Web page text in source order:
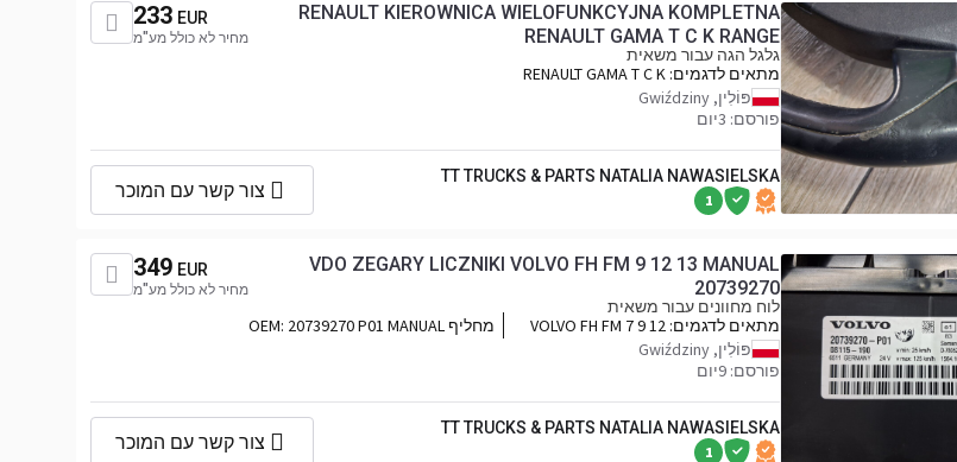
RENAULT KIEROWNICA WIELOFUNKCYJNA KOMPLETNA
RENAULT GAMA T C K RANGE
גלגל הגה עבור משאית
מתאים לדגמים: RENAULT GAMA T C K
RANGEפּוֹלִין, Gwiździny
פורסם: 3יום
233 EUR
מחיר לא כולל מע"מ
TT TRUCKS & PARTS NATALIA NAWASIELSKA
1 צור קשר עם המוכר
VDO ZEGARY LICZNIKI VOLVO FH FM 9 12 13 MANUAL
20739270
לוח מחוונים עבור משאית
מתאים לדגמים: VOLVO FH FM 7 9 12
13
מחליף OEM: 20739270 P01 MANUAL
פּוֹלִין, Gwiździny
פורסם: 9יום
349 EUR
מחיר לא כולל מע"מ
TT TRUCKS & PARTS NATALIA NAWASIELSKA
1 צור קשר עם המוכר